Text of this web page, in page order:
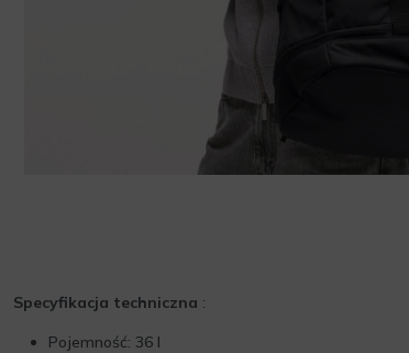
Specyfikacja techniczna :
Pojemność: 36 l